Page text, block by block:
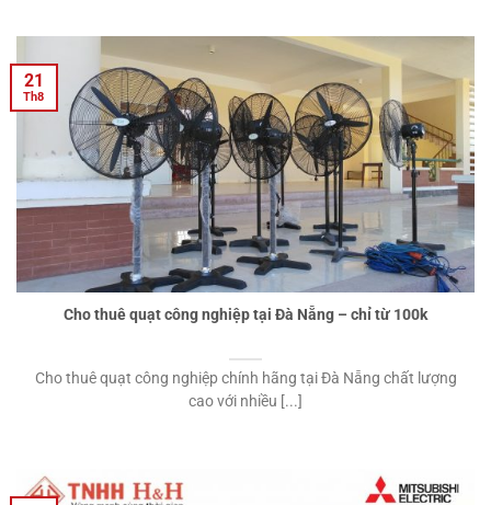
Cho thuê quạt công nghiệp tại Đà Nẵng – chỉ từ 100k
Cho thuê quạt công nghiệp chính hãng tại Đà Nẵng chất lượng
cao với nhiều [...]
21
Th8